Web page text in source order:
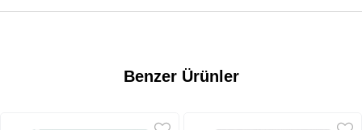
Benzer Ürünler